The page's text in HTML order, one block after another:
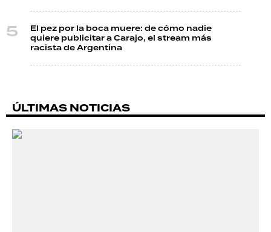
El pez por la boca muere: de cómo nadie
quiere publicitar a Carajo, el stream más
racista de Argentina
ÚLTIMAS NOTICIAS